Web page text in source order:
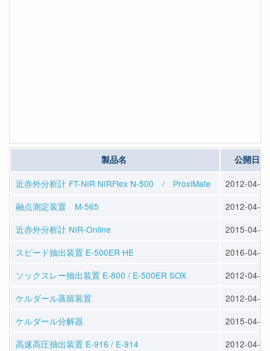
製品名 公開日
近赤外分析計 FT-NIR NIRFlex N-500 / ProxiMate
2012-04-23
融点測定装置 M-565
2012-04-23
近赤外分析計 NIR-Online
2015-04-10
スピード抽出装置 E-500ER HE
2016-04-13
ソックスレー抽出装置 E-800 / E-500ER SOX
2012-04-25
ケルダール蒸留装置
2012-04-25
ケルダール分解器
2015-04-10
高速高圧抽出装置 E-916 / E-914
2012-04-25